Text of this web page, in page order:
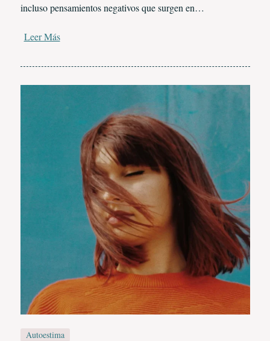
incluso pensamientos negativos que surgen en…
Leer Más
Autoestima